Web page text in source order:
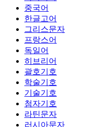
중국어
한글고어
그리스문자
프랑스어
독일어
히브리어
괄호기호
학술기호
기술기호
첨자기호
라틴문자
러시아문자